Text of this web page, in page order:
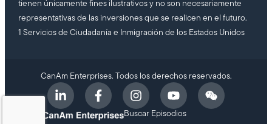
tienen únicamente fines ilustrativos y no son necesariamente
representativas de las inversiones que se realicen en el futuro.
1 Servicios de Ciudadanía e Inmigración de los Estados Unidos
CanAm Enterprises. Todos los derechos reservados.
Buscar Episodios